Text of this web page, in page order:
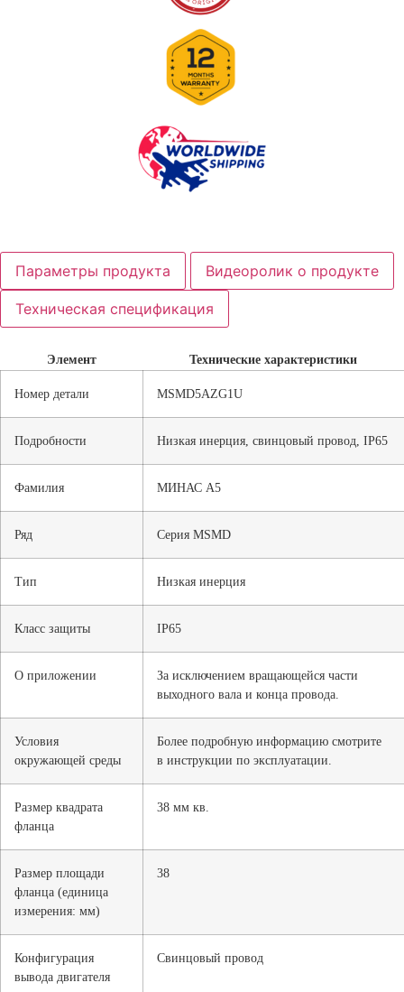
Параметры продукта Видеоролик о продукте
Техническая спецификация
Элемент Технические характеристики
Номер детали MSMD5AZG1U
Подробности Низкая инерция, свинцовый провод, IP65
Фамилия МИНАС А5
Ряд Серия MSMD
Тип Низкая инерция
Класс защиты IP65
О приложении
За исключением вращающейся части
выходного вала и конца провода.
Условия
окружающей среды
Более подробную информацию смотрите
в инструкции по эксплуатации.
Размер квадрата
фланца
38 мм кв.
Размер площади
фланца (единица
измерения: мм)
38
Конфигурация
вывода двигателя
Свинцовый провод